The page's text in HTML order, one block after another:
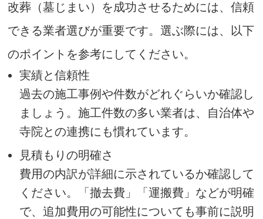
改葬（墓じまい）を成功させるためには、信頼
できる業者選びが重要です。選ぶ際には、以下
のポイントを参考にしてください。
実績と信頼性
過去の施工事例や件数がどれぐらいか確認し
ましょう。施工件数の多い業者は、自治体や
寺院との連携にも慣れています。
見積もりの明確さ
費用の内訳が詳細に示されているか確認して
ください。「撤去費」「運搬費」などが明確
で、追加費用の可能性についても事前に説明